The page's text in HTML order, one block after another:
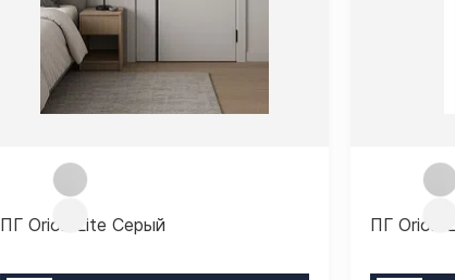
ПГ Orion Lite Серый ПГ Orion